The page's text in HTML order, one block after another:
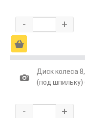
- +
Ä
1
Диск колеса
(под
- +